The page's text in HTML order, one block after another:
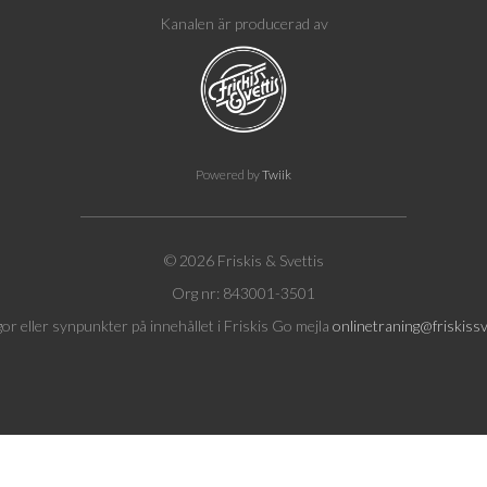
Kanalen är producerad av
Powered byTwiik
© 2026 Friskis & Svettis
Org nr: 843001-3501
eller synpunkter på innehållet i Friskis Go mejla